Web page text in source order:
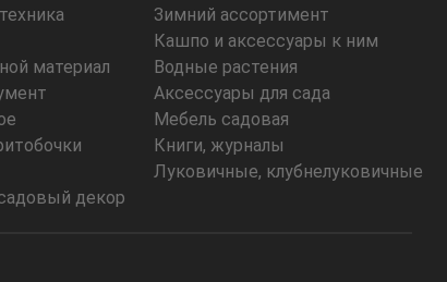
Зимний ассортимент
Кашпо и аксессуары к ним
материал
Водные растения
Аксессуары для сада
Мебель садовая
Книги, журналы
Луковичные, клубнелуковичные
декор